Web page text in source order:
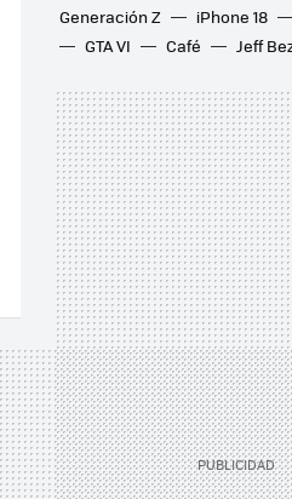
Generación Z
iPhone 18
GTA VI
Café Jeff